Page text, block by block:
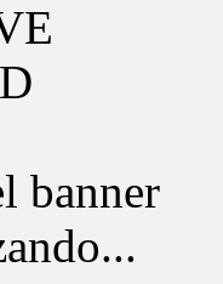
banner